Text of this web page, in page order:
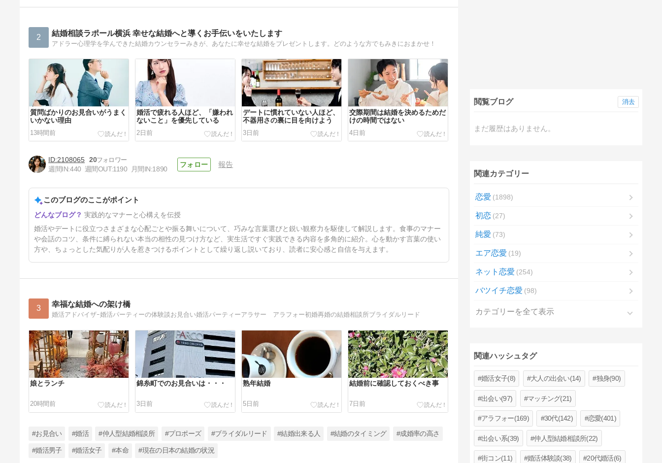
2 結婚相談ラポール横浜 幸せな結婚へと導くお手伝いをいたします
アドラー心理学を学んできた結婚カウンセラーみきが、あなたに幸せな結婚をプレゼントします。どのような方でもみきにおまかせ！
質問ばかりのお見合いがうまく
いかない理由
13時間前
婚活で疲れる人ほど、「嫌われ
ないこと」を優先している
2日前
デートに慣れていない人ほど、
不器用さの裏に目を向けよう
3日前
交際期間は結婚を決めるためだ
けの時間ではない
4日前
「ありがとう」だけじゃない
5日前
2108065 20
週間IN:440 週間OUT:1190 月間IN:1890
報告
このブログのここがポイント
実践的なマナーと心構えを伝授
婚活やデートに役立つさまざまな心配ごとや振る舞いについて、巧みな言葉選びと鋭い観察力を駆使して解説します。食事のマナー
や会話のコツ、条件に縛られない本当の相性の見つけ方など、実生活ですぐ実践できる内容を多角的に紹介。心を動かす言葉の使い
方や、ちょっとした気配りが人を惹きつけるポイントとして繰り返し説いており、読者に安心感と自信を与えます。
3 幸福な結婚への架け橋
婚活アドバイザｰ婚活パーティーの体験談お見合い婚活パーティーアラサー アラフォー初婚再婚の結婚相談所ブライダルリード
娘とランチ
20時間前
錦糸町でのお見合いは・・・
3日前
熟年結婚
5日前
結婚前に確認しておくべき事
7日前
#お見合い #婚活 #仲人型結婚相談所 #プロポーズ #ブライダルリード #結婚出来る人 #結婚のタイミング #成婚率の高さ
#婚活男子 #婚活女子 #本命 #現在の日本の結婚の状況
閲覧ブログ
まだ履歴はありません。
消去
関連カテゴリー
恋愛 1898
初恋 27
純愛 73
エア恋愛 19
ネット恋愛 254
バツイチ恋愛 98
カテゴリーを全て表示
関連ハッシュタグ
婚活女子(8) 大人の出会い(14) 独身(90)
出会い(97) マッチング(21)
アラフォー(169) 30代(142) 恋愛(401)
出会い系(39) 仲人型結婚相談所(22)
街コン(11) 婚活体験談(38) 20代婚活(6)